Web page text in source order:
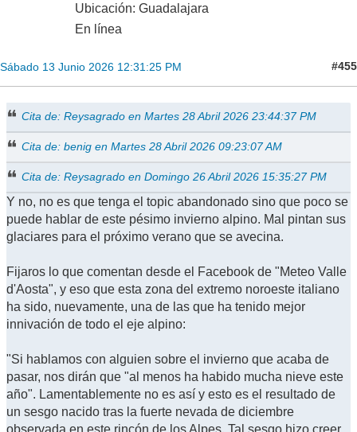
Ubicación: Guadalajara
En línea
Sábado 13 Junio 2026 12:31:25 PM #455
Cita de: Reysagrado en Martes 28 Abril 2026 23:44:37 PM
Cita de: benig en Martes 28 Abril 2026 09:23:07 AM
Cita de: Reysagrado en Domingo 26 Abril 2026 15:35:27 PM
Y no, no es que tenga el topic abandonado sino que poco se
puede hablar de este pésimo invierno alpino. Mal pintan sus
glaciares para el próximo verano que se avecina.
Fijaros lo que comentan desde el Facebook de "Meteo Valle
d'Aosta", y eso que esta zona del extremo noroeste italiano
ha sido, nuevamente, una de las que ha tenido mejor
innivación de todo el eje alpino:
"Si hablamos con alguien sobre el invierno que acaba de
pasar, nos dirán que "al menos ha habido mucha nieve este
año". Lamentablemente no es así y esto es el resultado de
un sesgo nacido tras la fuerte nevada de diciembre
observada en este rincón de los Alpes. Tal sesgo hizo creer